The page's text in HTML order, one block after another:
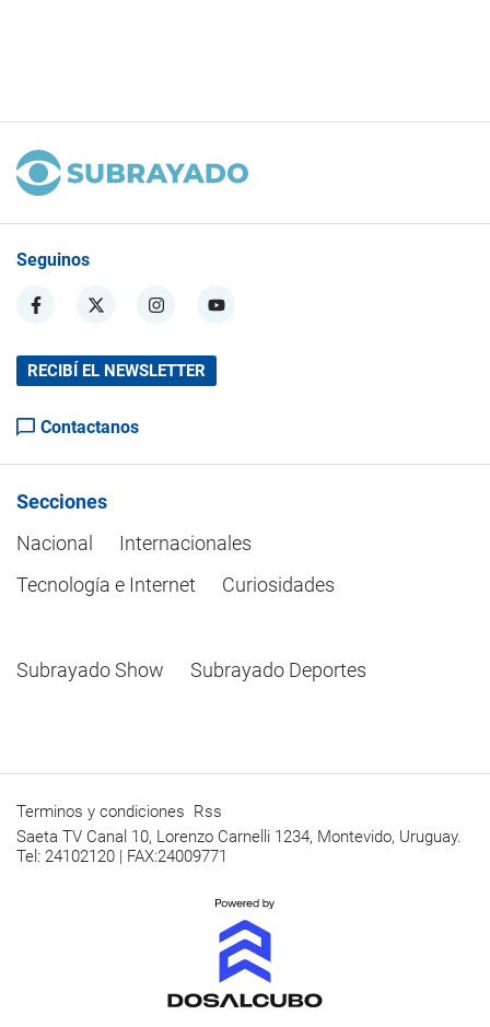
Seguinos
RECIBÍ EL NEWSLETTER
Contactanos
Secciones
Nacional
Internacionales
Tecnología e Internet
Curiosidades
Subrayado Show Subrayado Deportes
Terminos y condiciones Rss
Saeta TV Canal 10, Lorenzo Carnelli 1234, Montevido, Uruguay.
Tel: 24102120 | FAX:24009771